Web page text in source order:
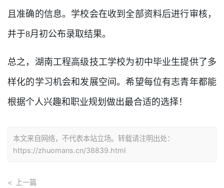
且准确的信息。学校会在收到全部资料后进行审核，
并于8月初公布录取结果。
总之，湖南工程高级技工学校为初中毕业生提供了多
样化的学习机会和发展空间。希望每位有志青年都能
根据个人兴趣和职业规划做出最合适的选择！
本文来自网络，不代表本站立场。转载请注明出处：
https://zhuomans.cn/38839.html
上一篇